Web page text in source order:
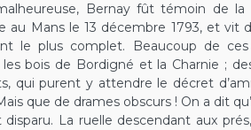
Bernay fût témoin de la
au Mans le 13 décembre 1793, et vit
le plus complet. Beaucoup de
bois de Bordigné et la Charnie ;
qui purent y attendre le décret
que de drames obscurs ! On a dit
disparu. La ruelle descendant aux